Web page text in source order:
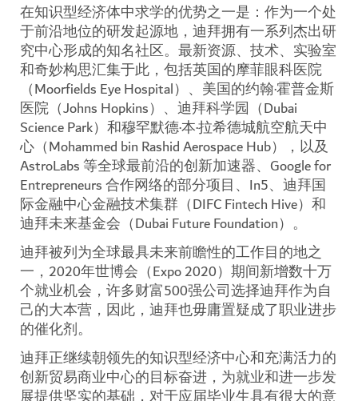
在知识型经济体中求学的优势之一是：作为一个处
于前沿地位的研发起源地，迪拜拥有一系列杰出研
究中心形成的知名社区。最新资源、技术、实验室
和奇妙构思汇集于此，包括英国的摩菲眼科医院
（Moorfields Eye Hospital）、美国的约翰·霍普金斯
医院（Johns Hopkins）、迪拜科学园（Dubai
Science Park）和穆罕默德·本·拉希德城航空航天中
心（Mohammed bin Rashid Aerospace Hub），以及
AstroLabs 等全球最前沿的创新加速器、Google for
Entrepreneurs 合作网络的部分项目、In5、迪拜国
际金融中心金融技术集群（DIFC Fintech Hive）和
迪拜未来基金会（Dubai Future Foundation）。
迪拜被列为全球最具未来前瞻性的工作目的地之
一，2020年世博会（Expo 2020）期间新增数十万
个就业机会，许多财富500强公司选择迪拜作为自
己的大本营，因此，迪拜也毋庸置疑成了职业进步
的催化剂。
迪拜正继续朝领先的知识型经济中心和充满活力的
创新贸易商业中心的目标奋进，为就业和进一步发